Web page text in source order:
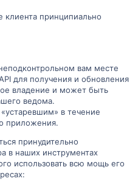
клиента принципиально
вам месте
для получения и обновления
владение и может быть
ведома.
в течение
приложения.
принудительно
в наших инструментах
использовать всю мощь его